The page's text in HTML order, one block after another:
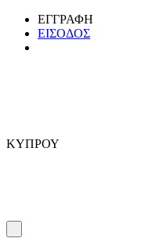
ΕΓΓΡΑΦΗ
ΕΙΣΟΔΟΣ
ΚΥΠΡΟΥ